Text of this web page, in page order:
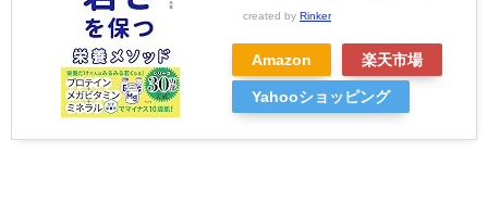
created by Rinker
Amazon 楽天市場
Yahooショッピング